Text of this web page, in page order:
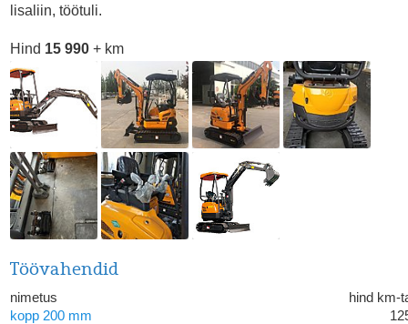
lisaliin, töötuli.
Hind 15 990 + km
Töövahendid
nimetus
hind km-
kopp 200 mm